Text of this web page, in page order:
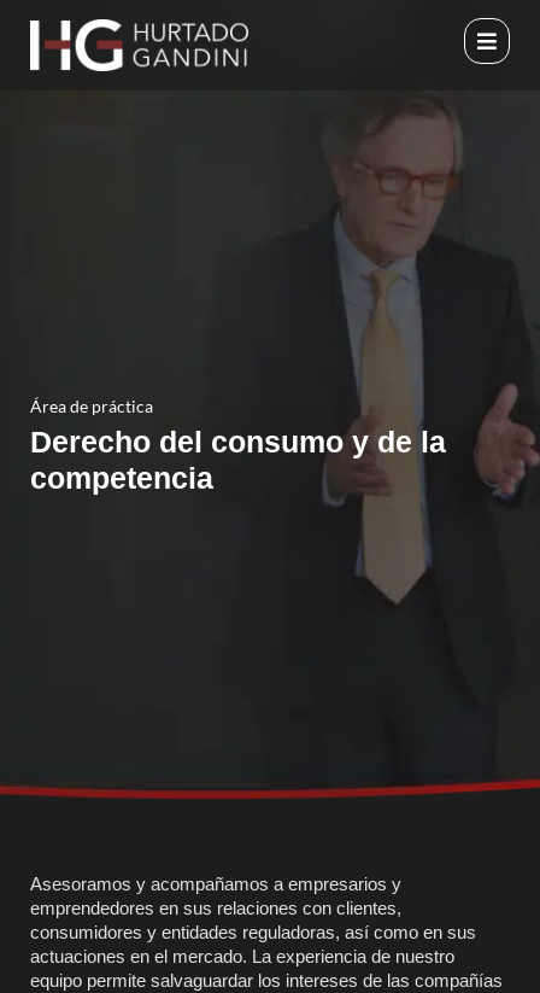
contenido
Área de práctica
Derecho del consumo y de la
competencia
Asesoramos y acompañamos a empresarios y
emprendedores en sus relaciones con clientes,
consumidores y entidades reguladoras, así como en sus
actuaciones en el mercado. La experiencia de nuestro
equipo permite salvaguardar los intereses de las compañías